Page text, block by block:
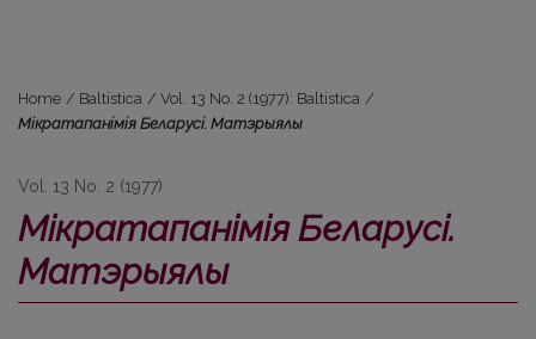
Home / Baltistica / Vol. 13 No. 2 (1977): Baltistica /
Мiкратапанiмiя Беларусi. Матэрыялы
Vol. 13 No. 2 (1977)
Мiкратапанiмiя Беларусi.
Матэрыялы